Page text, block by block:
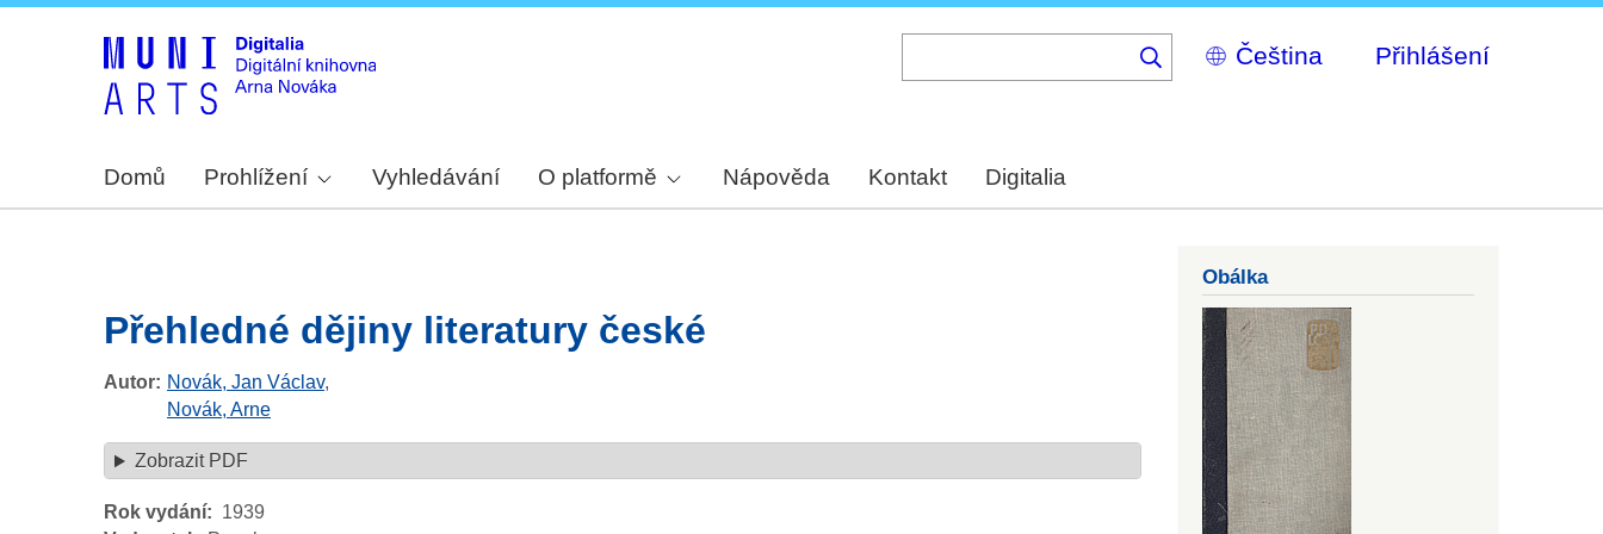
Select
your
Přihlášení
Domů Prohlížení Vyhledávání O platformě Nápověda Kontakt Digitalia
Přehledné dějiny literatury české
Autor Novák, Jan Václav,
Novák, Arne
Zobrazit PDF
Rok vydání
1939
Obálka